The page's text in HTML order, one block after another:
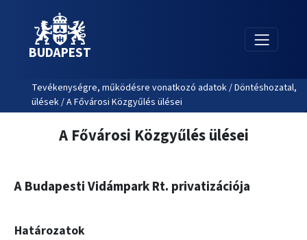
BUDAPEST
Tevékenységre, működésre vonatkozó adatok / Döntéshozatal,
ülések / A Fővárosi Közgyűlés ülései
A Fővárosi Közgyűlés ülései
A Budapesti Vidámpark Rt. privatizációja
Határozatok